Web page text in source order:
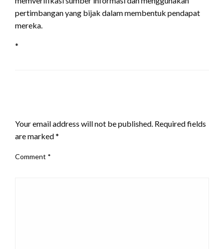
pertimbangan yang bijak dalam membentuk pendapat
mereka.
*
Your email address will not be published. Required fields
are marked*
Comment *